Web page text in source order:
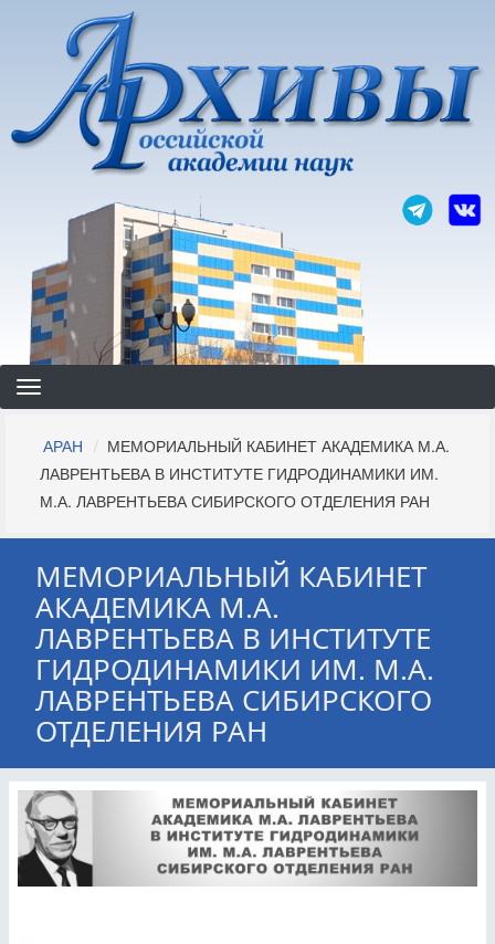
основному
содержанию
Строка
навигации
АРАН
МЕМОРИАЛЬНЫЙ КАБИНЕТ АКАДЕМИКА М.А.
ЛАВРЕНТЬЕВА В ИНСТИТУТЕ ГИДРОДИНАМИКИ ИМ.
М.А. ЛАВРЕНТЬЕВА СИБИРСКОГО ОТДЕЛЕНИЯ РАН
МЕМОРИАЛЬНЫЙ КАБИНЕТ
АКАДЕМИКА М.А.
ЛАВРЕНТЬЕВА В ИНСТИТУТЕ
ГИДРОДИНАМИКИ ИМ. М.А.
ЛАВРЕНТЬЕВА СИБИРСКОГО
ОТДЕЛЕНИЯ РАН